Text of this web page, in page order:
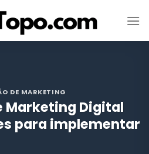
DE MARKETING
Marketing Digital
para implementar